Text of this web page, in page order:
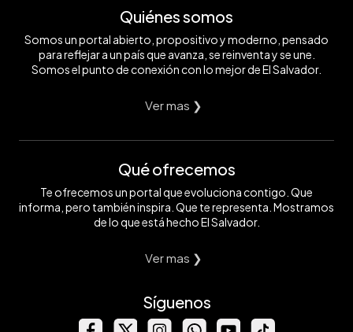
Quiénes somos
Somos un portal abierto, propositivo y moderno, pensado
para reflejar a un país que avanza, se reinventa y se une.
Somos el punto de conexión con lo mejor de El Salvador.
Ver mas ❯
Qué ofrecemos
Te ofrecemos un portal que evoluciona contigo. Que
informa, pero también inspira. Que te representa. Mostramos
de lo que está hecho El Salvador.
Ver mas ❯
Síguenos